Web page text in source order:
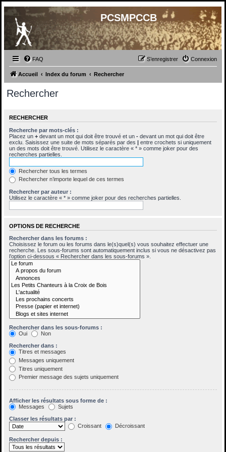
PCSMPCCB
FAQ Connexion
S’enregistrer
Accueil Index du forum Rechercher
Rechercher
RECHERCHER
Recherche par mots-clés :
Placez un + devant un mot qui doit être trouvé et un - devant un mot qui doit être
exclu. Saisissez une suite de mots séparés par des | entre crochets si uniquement
un des mots doit être trouvé. Utilisez le caractère « * » comme joker pour des
recherches partielles.
Rechercher tous les termes
Rechercher n’importe lequel de ces termes
Rechercher par auteur :
Utilisez le caractère « * » comme joker pour des recherches partielles.
OPTIONS DE RECHERCHE
Rechercher dans les forums :
Choisissez le forum ou les forums dans le(s)quel(s) vous souhaitez effectuer une
recherche. Les sous-forums sont automatiquement inclus si vous ne désactivez pas
l’option ci-dessous « Rechercher dans les sous-forums ».
Rechercher dans les sous-forums :
Oui
Non
Rechercher dans :
Titres et messages
Messages uniquement
Titres uniquement
Premier message des sujets uniquement
Afficher les résultats sous forme de :
Messages
Sujets
Classer les résultats par :
Croissant
Décroissant
Rechercher depuis :